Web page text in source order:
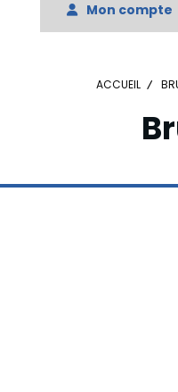
Mon compte
ACCUEIL